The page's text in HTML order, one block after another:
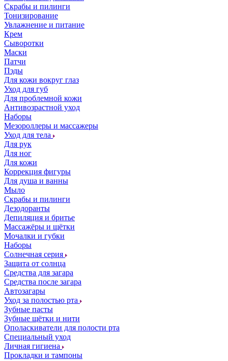
Скрабы и пилинги
Тонизирование
Увлажнение и питание
Крем
Сыворотки
Маски
Патчи
Пэды
Для кожи вокруг глаз
Уход для губ
Для проблемной кожи
Антивозрастной уход
Наборы
Мезороллеры и массажеры
Уход для тела
Для рук
Для ног
Для кожи
Коррекция фигуры
Для душа и ванны
Мыло
Скрабы и пилинги
Дезодоранты
Депиляция и бритье
Массажёры и щётки
Мочалки и губки
Наборы
Солнечная серия
Защита от солнца
Средства для загара
Средства после загара
Автозагары
Уход за полостью рта
Зубные пасты
Зубные щётки и нити
Ополаскиватели для полости рта
Специальный уход
Личная гигиена
Прокладки и тампоны